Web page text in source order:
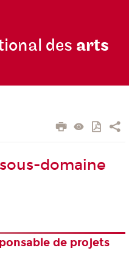
des arts
domaine
de projets